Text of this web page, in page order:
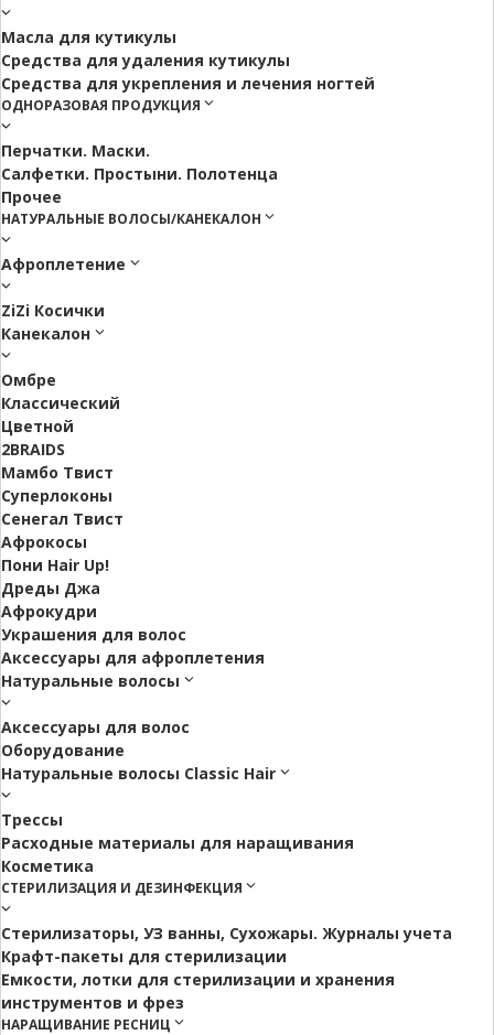
Масла для кутикулы
Средства для удаления кутикулы
Средства для укрепления и лечения ногтей
ОДНОРАЗОВАЯ ПРОДУКЦИЯ
Перчатки. Маски.
Салфетки. Простыни. Полотенца
Прочее
НАТУРАЛЬНЫЕ ВОЛОСЫ/КАНЕКАЛОН
Афроплетение
ZiZi Косички
Канекалон
Омбре
Классический
Цветной
2BRAIDS
Мамбо Твист
Суперлоконы
Сенегал Твист
Афрокосы
Пони Hair Up!
Дреды Джа
Афрокудри
Украшения для волос
Аксессуары для афроплетения
Натуральные волосы
Аксессуары для волос
Оборудование
Натуральные волосы Classic Hair
Трессы
Расходные материалы для наращивания
Косметика
СТЕРИЛИЗАЦИЯ И ДЕЗИНФЕКЦИЯ
Стерилизаторы, УЗ ванны, Сухожары. Журналы учета
Крафт-пакеты для стерилизации
Емкости, лотки для стерилизации и хранения
инструментов и фрез
НАРАЩИВАНИЕ РЕСНИЦ